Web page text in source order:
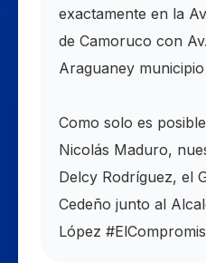
exactamente en la
de Camoruco con
Araguaney
Como solo es
Nicolás Maduro,
Delcy Rodríguez, el
Cedeño junto al
López